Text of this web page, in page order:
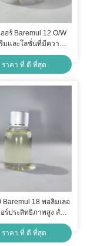
อร์ Baremul 12 O/W
มและโลชั่นที่มีความ
หนืดสูง
ราคา ที่ ดี ที่สุด
Baremul 18 พอลิมเลอ
ร์ประสิทธิภาพสูง สําห
บบ W/O ที่มั่นคง
ราคา ที่ ดี ที่สุด